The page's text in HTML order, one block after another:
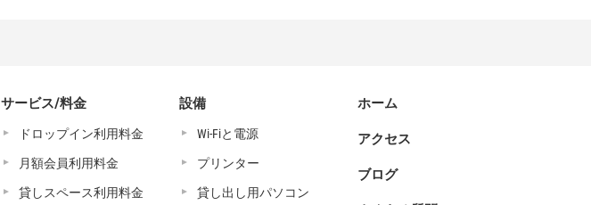
サービス/料金
ドロップイン利用料金
月額会員利用料金
貸しスペース利用料金
設備
Wi-Fiと電源
プリンター
貸し出し用パソコン
ホーム
アクセス
ブログ